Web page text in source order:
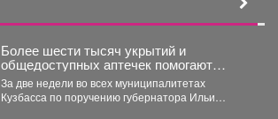
Более шести тысяч укрытий и
общедоступных аптечек помогают
обеспечить безопасность жителей
Кузбасса
За две недели во всех муниципалитетах
Кузбасса по поручению губернатора Ильи